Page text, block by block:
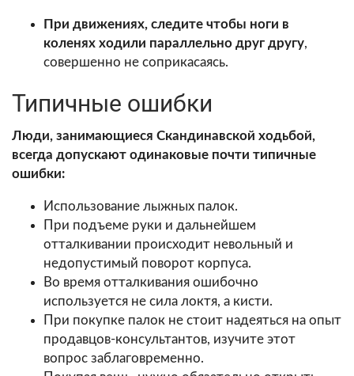
При движениях, следите чтобы ноги в
коленях ходили параллельно друг другу,
совершенно не соприкасаясь.
Типичные ошибки
Люди, занимающиеся Скандинавской ходьбой,
всегда допускают одинаковые почти типичные
ошибки:
Использование лыжных палок.
При подъеме руки и дальнейшем
отталкивании происходит невольный и
недопустимый поворот корпуса.
Во время отталкивания ошибочно
используется не сила локтя, а кисти.
При покупке палок не стоит надеяться на опыт
продавцов-консультантов, изучите этот
вопрос заблаговременно.